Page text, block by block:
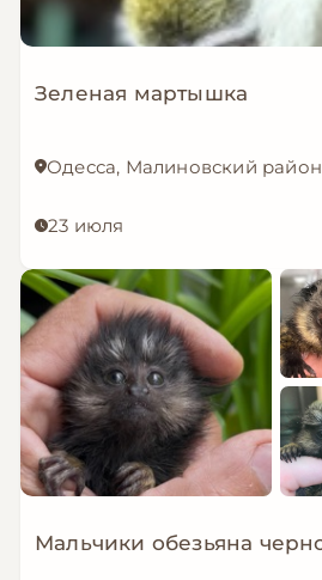
Зеленая мартышка
Одесса, Малиновский район
23 июля